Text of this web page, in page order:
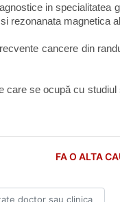
in specialitatea
rezonanata magnetica
cancere din
care se ocupă cu studiul
FA O ALTA